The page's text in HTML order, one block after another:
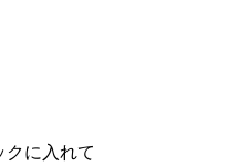
に入れて